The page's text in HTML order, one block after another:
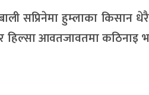
सप्रिनेमा हुम्लाका किसान
हिल्सा आवतजावतमा कठिनाइ